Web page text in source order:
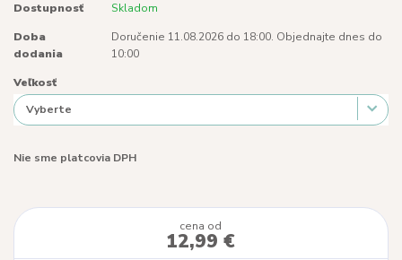
Dostupnosť Skladom
Doba
dodania
Doručenie 11.08.2026 do 18:00. Objednajte dnes do
10:00
Veľkosť
Nie sme platcovia DPH
cena od
12,99 €